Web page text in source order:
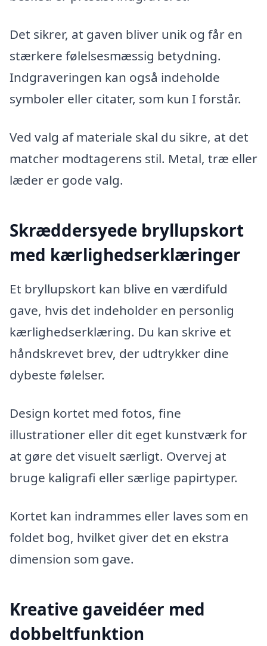
Det sikrer, at gaven bliver unik og får en
stærkere følelsesmæssig betydning.
Indgraveringen kan også indeholde
symboler eller citater, som kun I forstår.
Ved valg af materiale skal du sikre, at det
matcher modtagerens stil. Metal, træ eller
læder er gode valg.
Skræddersyede bryllupskort
med kærlighedserklæringer
Et bryllupskort kan blive en værdifuld
gave, hvis det indeholder en personlig
kærlighedserklæring. Du kan skrive et
håndskrevet brev, der udtrykker dine
dybeste følelser.
Design kortet med fotos, fine
illustrationer eller dit eget kunstværk for
at gøre det visuelt særligt. Overvej at
bruge kaligrafi eller særlige papirtyper.
Kortet kan indrammes eller laves som en
foldet bog, hvilket giver det en ekstra
dimension som gave.
Kreative gaveidéer med
dobbeltfunktion